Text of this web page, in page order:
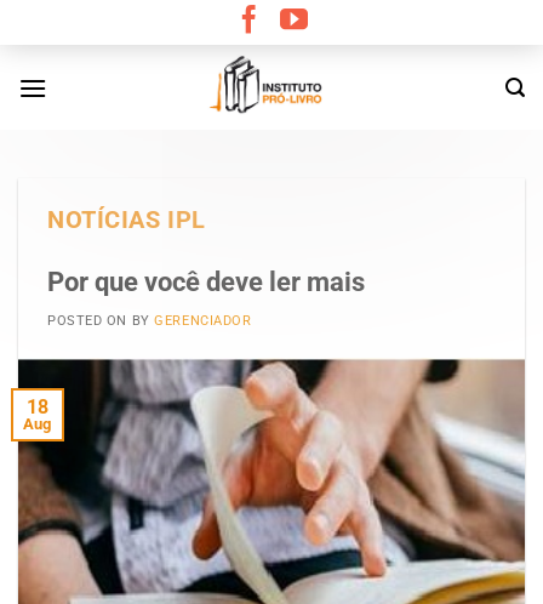
content
NOTÍCIAS IPL
Por que você deve ler mais
POSTED ON BYGERENCIADOR
18
Aug